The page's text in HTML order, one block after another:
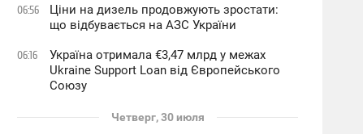
06:56
Ціни на дизель продовжують зростати:
що відбувається на АЗС України
06:16
Україна отримала €3,47 млрд у межах
Ukraine Support Loan від Європейського
Союзу
Четверг, 30 июля